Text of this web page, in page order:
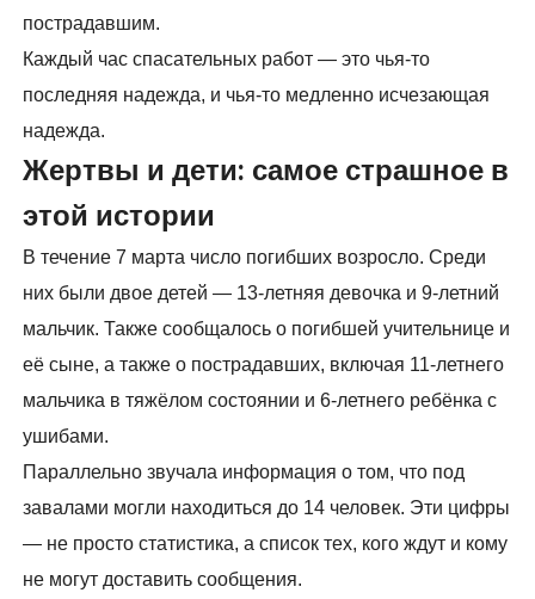
пострадавшим.
Каждый час спасательных работ — это чья-то
последняя надежда, и чья-то медленно исчезающая
надежда.
Жертвы и дети: самое страшное в
этой истории
В течение 7 марта число погибших возросло. Среди
них были двое детей — 13-летняя девочка и 9-летний
мальчик. Также сообщалось о погибшей учительнице и
её сыне, а также о пострадавших, включая 11-летнего
мальчика в тяжёлом состоянии и 6-летнего ребёнка с
ушибами.
Параллельно звучала информация о том, что под
завалами могли находиться до 14 человек. Эти цифры
— не просто статистика, а список тех, кого ждут и кому
не могут доставить сообщения.